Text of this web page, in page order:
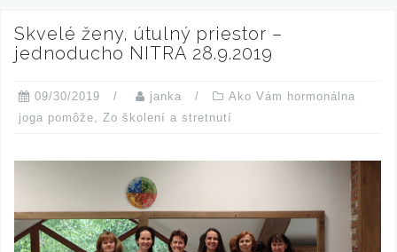
Skvelé ženy, útulný priestor –
jednoducho NITRA 28.9.2019
09/30/2019 janka
Ako Vám hormonálna
joga pomôže, Zo školení a stretnutí